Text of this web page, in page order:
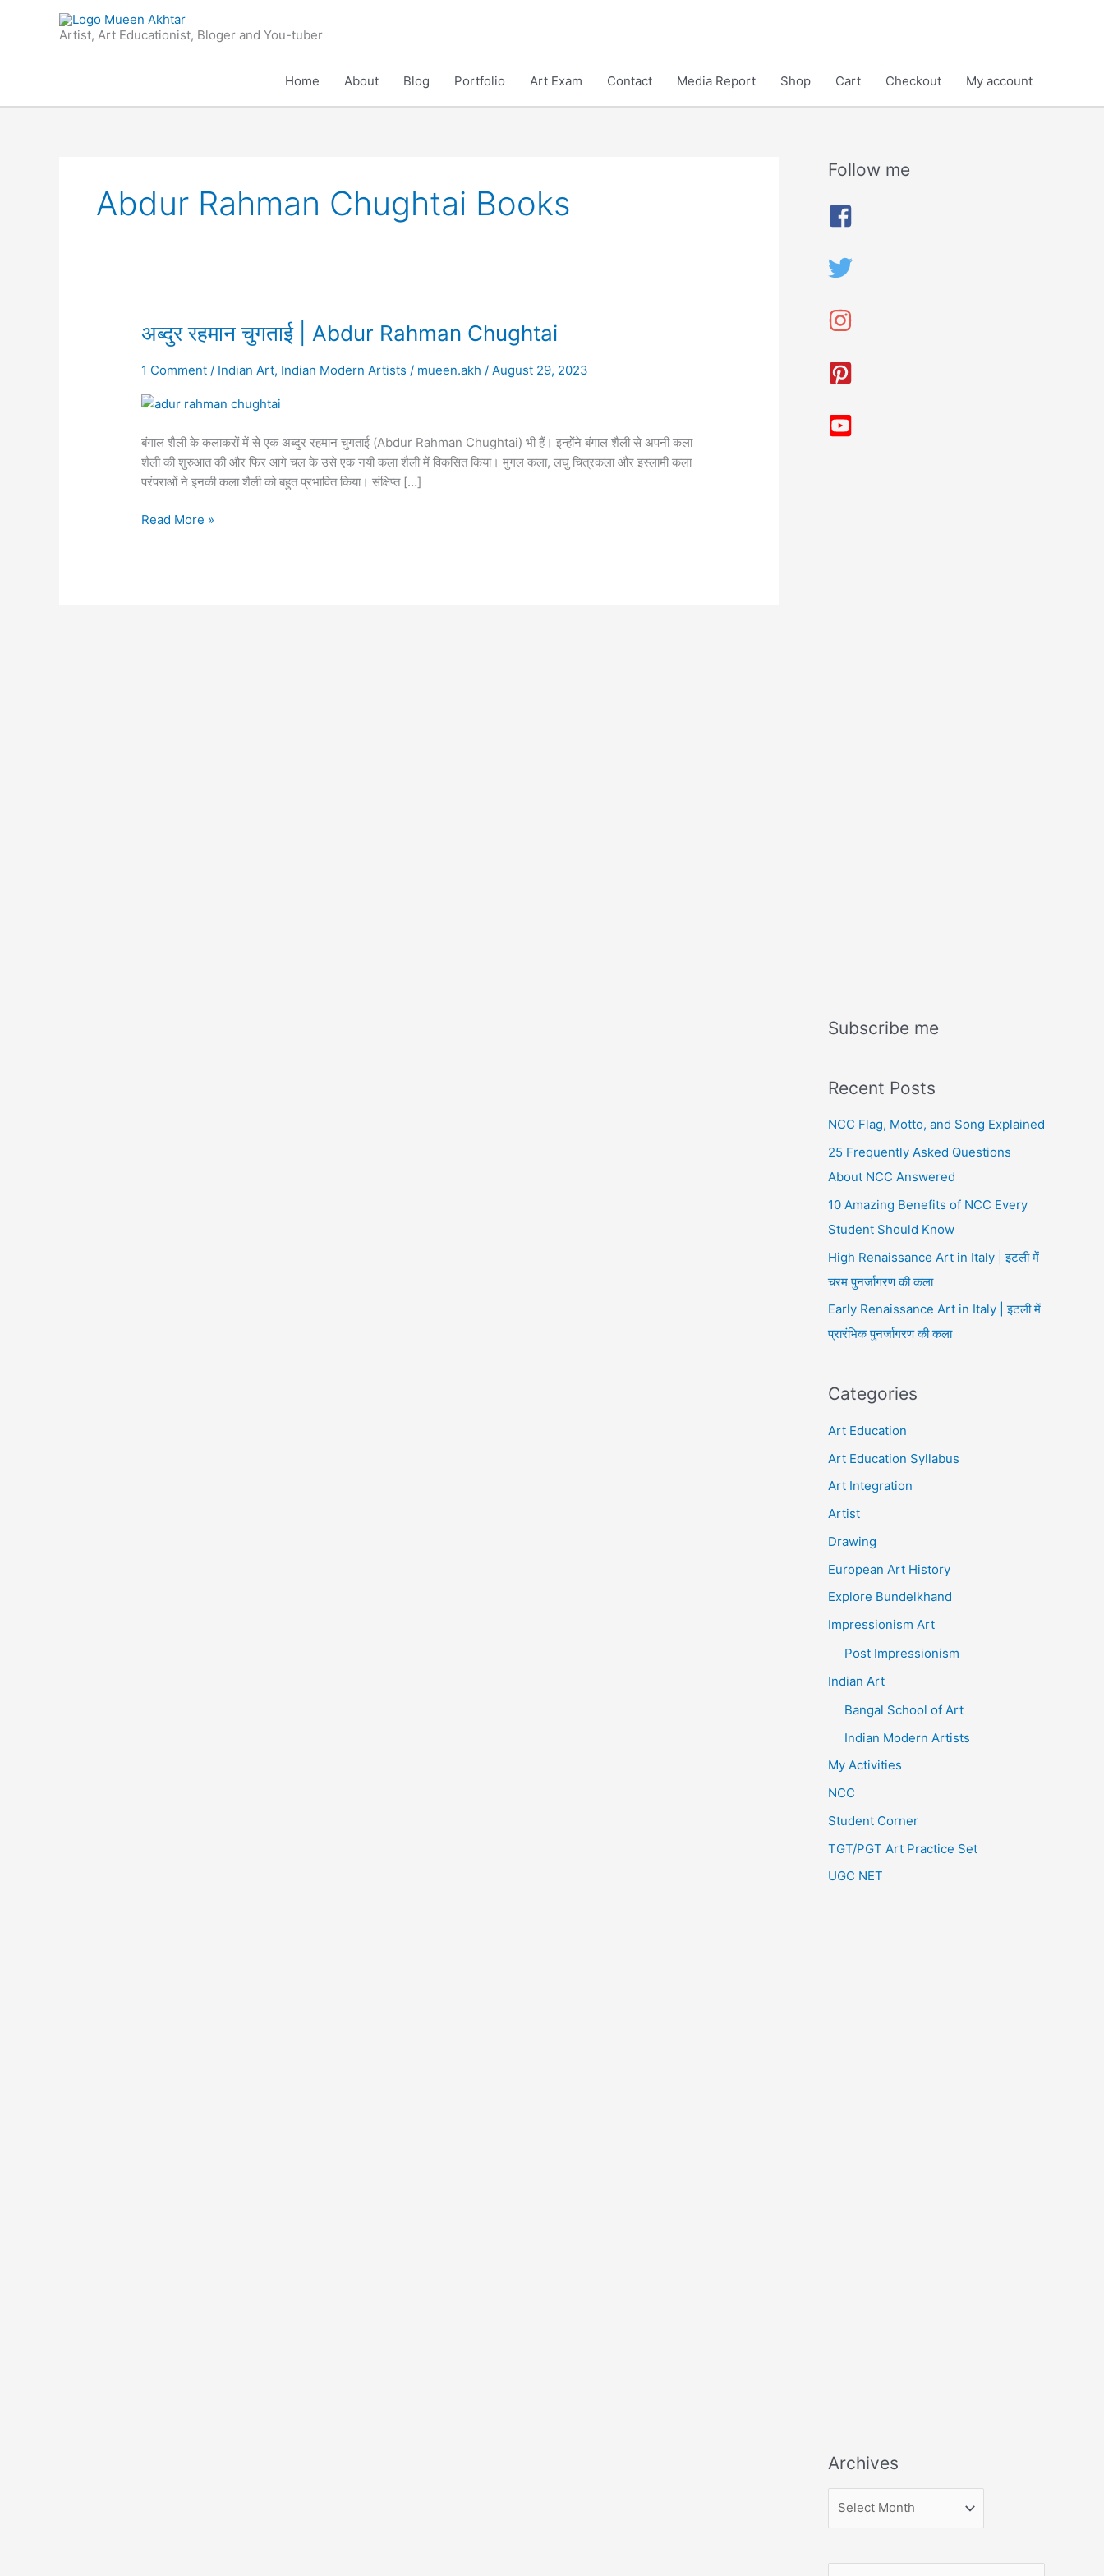
Artist, Art Educationist, Bloger and You-tuber
Home About Blog Portfolio Art Exam Contact Media Report Shop Cart Checkout My account
Abdur Rahman Chughtai Books
अब्दुर रहमान चुगताई | Abdur Rahman Chughtai
1 Comment / Indian Art, Indian Modern Artists / mueen.akh/August 29, 2023
बंगाल शैली के कलाकरों में से एक अब्दुर रहमान चुगताई (Abdur Rahman Chughtai) भी हैं। इन्होंने बंगाल शैली से अपनी कला
शैली की शुरुआत की और फिर आगे चल के उसे एक नयी कला शैली में विकसित किया। मुगल कला, लघु चित्रकला और इस्लामी कला
परंपराओं ने इनकी कला शैली को बहुत प्रभावित किया। संक्षिप्त […]
अब्दुर
रहमान
चुगताई
Abdur
Chughtai
Read More »
Follow me
Subscribe me
Recent Posts
NCC Flag, Motto, and Song Explained
25 Frequently Asked Questions
About NCC Answered
10 Amazing Benefits of NCC Every
Student Should Know
High Renaissance Art in Italy | इटली में
चरम पुनर्जागरण की कला
Early Renaissance Art in Italy | इटली में
प्रारंभिक पुनर्जागरण की कला
Categories
Art Education
Art Education Syllabus
Art Integration
Artist
Drawing
European Art History
Explore Bundelkhand
Impressionism Art
Post Impressionism
Indian Art
Bangal School of Art
Indian Modern Artists
My Activities
NCC
Student Corner
TGT/PGT Art Practice Set
UGC NET
Archives
A
i
e